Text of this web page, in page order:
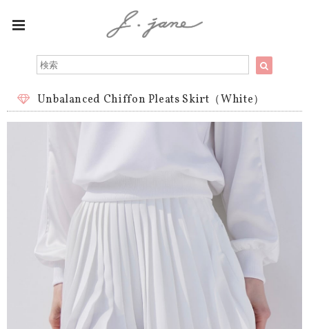
Unbalanced Chiffon Pleats Skirt（White）